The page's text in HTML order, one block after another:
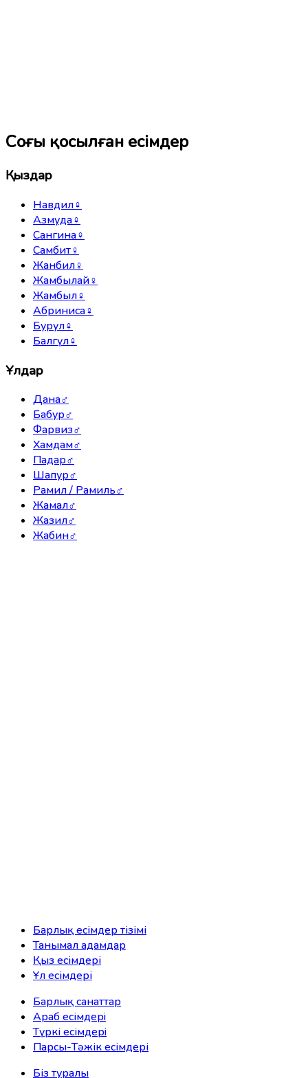
Соңғы қосылған есімдер
Қыздар
Навдил♀
Азмуда♀
Сангина♀
Самбит♀
Жанбил♀
Жамбылай♀
Жамбыл♀
Абриниса♀
Бурул♀
Балгүл♀
Ұлдар
Дана♂
Бабур♂
Фарвиз♂
Хамдам♂
Падар♂
Шапур♂
Рамил / Рамиль♂
Жамал♂
Жазил♂
Жабин♂
Барлық есімдер тізімі
Танымал адамдар
Қыз есімдері
Ұл есімдері
Барлық санаттар
Араб есімдерi
Түркі есімдерi
Парсы-Тәжік есімдері
Біз туралы